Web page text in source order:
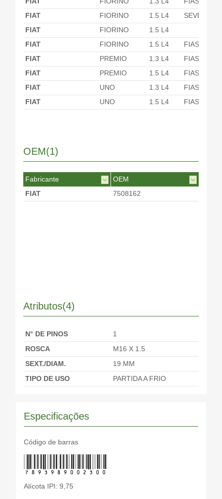
FIAT
FIORINO 1.5 L4
SEVEL
FIAT
FIORINO
1.5 L4
FIAT
FIORINO 1.5 L4
FIASA
FIAT
PREMIO 1.3 L4
FIASA
FIAT
PREMIO 1.5 L4
FIASA
FIAT
UNO 1.3 L4
FIASA
FIAT
UNO 1.5 L4 FIASA
OEM(1)
Fabricante
OEM
FIAT
7508162
Atributos(4)
N° DE PINOS
1
ROSCA
M16 X 1.5
SEXT./DIAM.
19 MM
TIPO DE USO
PARTIDA A FRIO
Especificações
Código de barras
7893989002300
Alícota IPI: 9,75